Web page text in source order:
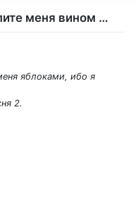
меня вином …
яблоками, ибо я
2.